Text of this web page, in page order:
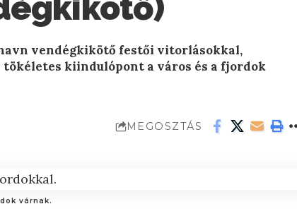
vendégkikötő festői vitorlásokkal,
kiindulópont a város és a fjordok
MEGOSZTÁS
várnak.